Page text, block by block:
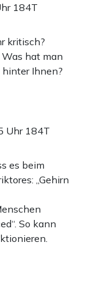
184T
kritisch?
hat man
Ihnen?
Uhr 184T
es beim
„Gehirn
So kann